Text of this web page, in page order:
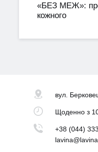
«БЕЗ МЕЖ»:
кожного
вул.
Щоденноз
+38 (044)